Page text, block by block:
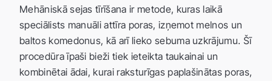
Mehāniskā sejas tīrīšana ir metode, kuras laikā
speciālists manuāli attīra poras, izņemot melnos un
baltos komedonus, kā arī lieko sebuma uzkrājumu. Šī
procedūra īpaši bieži tiek ieteikta taukainai un
kombinētai ādai, kurai raksturīgas paplašinātas poras,